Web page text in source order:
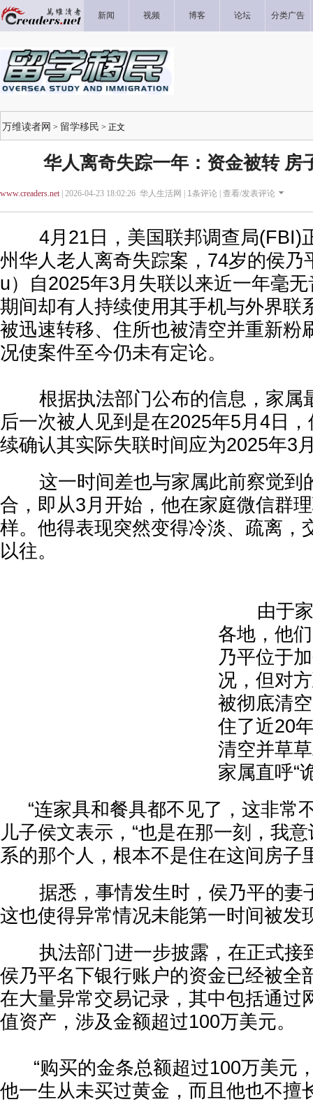
新闻 视频 博客 论坛 分类广告
万维读者网 > 留学移民 > 正文
华人离奇失踪一年：资金被转 房
www.creaders.net| 2026-04-23 18:02:26 华人生活网 | 1条评论 | 查看/发表评论
4月21日，美国联邦调查局(FBI)
州华人老人离奇失踪案，74岁的侯乃
u）自2025年3月失联以来近一年毫
期间却有人持续使用其手机与外界联
被迅速转移、住所也被清空并重新粉
况使案件至今仍未有定论。
根据执法部门公布的信息，家属
后一次被人见到是在2025年5月4日
续确认其实际失联时间应为2025年3
这一时间差也与家属此前察觉到
合，即从3月开始，他在家庭微信群
样。他得表现突然变得冷淡、疏离，
以往。
由于家
各地，他
乃平位于
况，但对
被彻底清
住了近20
清空并草
家属直呼“
“连家具和餐具都不见了，这非常
儿子侯文表示，“也是在那一刻，我
系的那个人，根本不是住在这间房子
据悉，事情发生时，侯乃平的妻
这也使得异常情况未能第一时间被发
执法部门进一步披露，在正式接
侯乃平名下银行账户的资金已经被全
在大量异常交易记录，其中包括通过
值资产，涉及金额超过100万美元。
“购买的金条总额超过100万美元
他一生从未买过黄金，而且他也不擅